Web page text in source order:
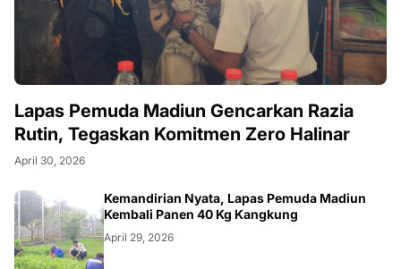
Lapas Pemuda Madiun Gencarkan Razia
Rutin, Tegaskan Komitmen Zero Halinar
April 30, 2026
Kemandirian Nyata, Lapas Pemuda Madiun
Kembali Panen 40 Kg Kangkung
April 29, 2026